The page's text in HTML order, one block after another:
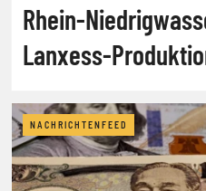
Rhein-
Lanxess-
NACHRICHTENFEED